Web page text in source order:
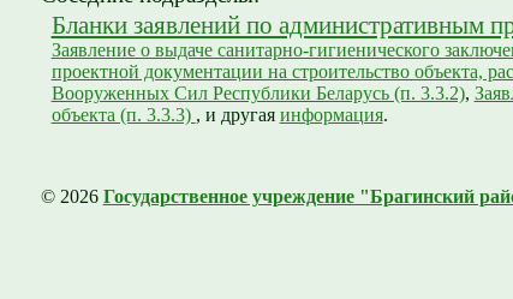
Бланки заявлений по административным
Заявление о выдаче санитарно-гигиенического
проектной документации на строительство объекта,
Вооруженных Сил Республики Беларусь (п. 3.3.2),
объекта (п. 3.3.3) , и другая информация.
© 2026 Государственное учреждение "Брагинский